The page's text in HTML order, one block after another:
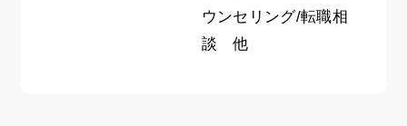
ウンセリング/転職相
談 他